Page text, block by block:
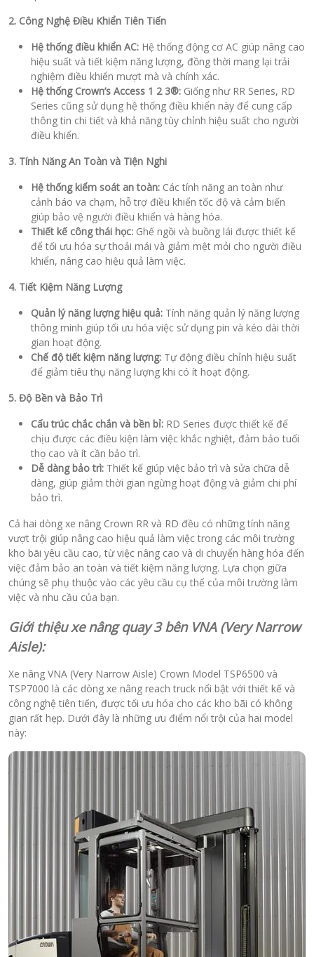
2. Công Nghệ Điều Khiển Tiên Tiến
Hệ thống điều khiển AC: Hệ thống động cơ AC giúp nâng cao
hiệu suất và tiết kiệm năng lượng, đồng thời mang lại trải
nghiệm điều khiển mượt mà và chính xác.
Hệ thống Crown’s Access 1 2 3®: Giống như RR Series, RD
Series cũng sử dụng hệ thống điều khiển này để cung cấp
thông tin chi tiết và khả năng tùy chỉnh hiệu suất cho người
điều khiển.
3. Tính Năng An Toàn và Tiện Nghi
Hệ thống kiểm soát an toàn: Các tính năng an toàn như
cảnh báo va chạm, hỗ trợ điều khiển tốc độ và cảm biến
giúp bảo vệ người điều khiển và hàng hóa.
Thiết kế công thái học: Ghế ngồi và buồng lái được thiết kế
để tối ưu hóa sự thoải mái và giảm mệt mỏi cho người điều
khiển, nâng cao hiệu quả làm việc.
4. Tiết Kiệm Năng Lượng
Quản lý năng lượng hiệu quả: Tính năng quản lý năng lượng
thông minh giúp tối ưu hóa việc sử dụng pin và kéo dài thời
gian hoạt động.
Chế độ tiết kiệm năng lượng: Tự động điều chỉnh hiệu suất
để giảm tiêu thụ năng lượng khi có ít hoạt động.
5. Độ Bền và Bảo Trì
Cấu trúc chắc chắn và bền bỉ: RD Series được thiết kế để
chịu được các điều kiện làm việc khắc nghiệt, đảm bảo tuổi
thọ cao và ít cần bảo trì.
Dễ dàng bảo trì: Thiết kế giúp việc bảo trì và sửa chữa dễ
dàng, giúp giảm thời gian ngừng hoạt động và giảm chi phí
bảo trì.
Cả hai dòng xe nâng Crown RR và RD đều có những tính năng
vượt trội giúp nâng cao hiệu quả làm việc trong các môi trường
kho bãi yêu cầu cao, từ việc nâng cao và di chuyển hàng hóa đến
việc đảm bảo an toàn và tiết kiệm năng lượng. Lựa chọn giữa
chúng sẽ phụ thuộc vào các yêu cầu cụ thể của môi trường làm
việc và nhu cầu của bạn.
Giới thiệu xe nâng quay 3 bên VNA (Very Narrow
Aisle):
Xe nâng VNA (Very Narrow Aisle) Crown Model TSP6500 và
TSP7000 là các dòng xe nâng reach truck nổi bật với thiết kế và
công nghệ tiên tiến, được tối ưu hóa cho các kho bãi có không
gian rất hẹp. Dưới đây là những ưu điểm nổi trội của hai model
này: